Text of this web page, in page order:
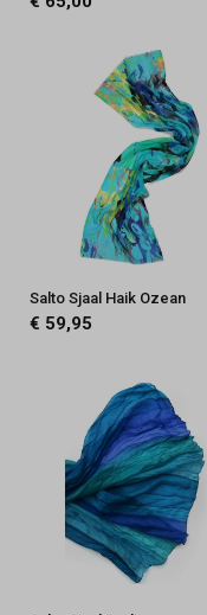
Salto Sjaal Haik Ozean
€ 59,95